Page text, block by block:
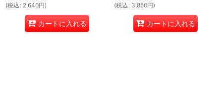
(税込 : 2,640円)
カートに入れる
(税込 : 3,850円)
カートに入れる